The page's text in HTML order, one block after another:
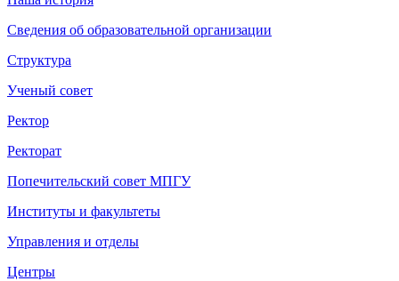
Сведения об образовательной организации
Структура
Ученый совет
Ректор
Ректорат
Попечительский совет МПГУ
Институты и факультеты
Управления и отделы
Центры